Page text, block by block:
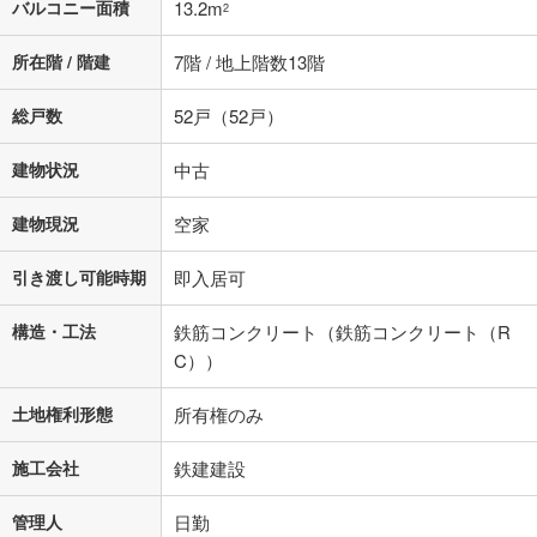
バルコニー面積 13.2m2
所在階 / 階建 7階 / 地上階数13階
総戸数 52戸（52戸）
建物状況 中古
建物現況 空家
引き渡し可能時期 即入居可
構造・工法
鉄筋コンクリート（鉄筋コンクリート（R
C））
土地権利形態 所有権のみ
施工会社 鉄建建設
管理人 日勤